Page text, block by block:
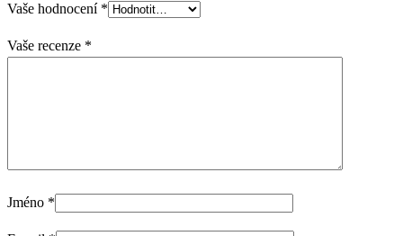
Vaše hodnocení *
Vaše recenze *
Jméno *